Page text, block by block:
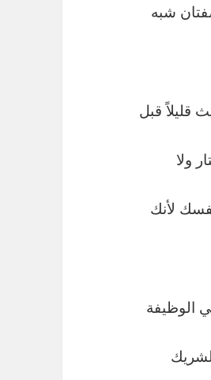
شبه
قليلاً قبل
ولا
لأنك
الوظيفة